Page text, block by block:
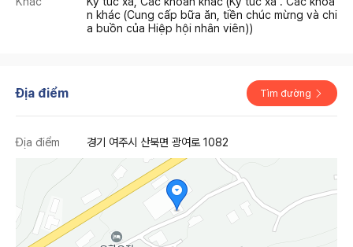
n khác (Cung cấp bữa ăn, tiền chúc mừng và chi
a buồn của Hiệp hội nhân viên))
Địa điểm Tìm đường
Địa điểm 경기 여주시 산북면 광여로 1082